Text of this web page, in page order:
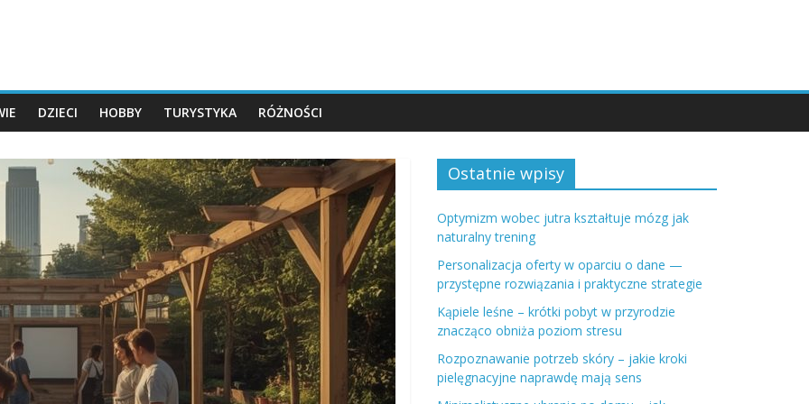
DZIECI HOBBY TURYSTYKA RÓŻNOŚCI
Ostatnie wpisy
Optymizm wobec jutra kształtuje mózg jak
naturalny trening
Personalizacja oferty w oparciu o dane —
przystępne rozwiązania i praktyczne strategie
Kąpiele leśne – krótki pobyt w przyrodzie
znacząco obniża poziom stresu
Rozpoznawanie potrzeb skóry – jakie kroki
pielęgnacyjne naprawdę mają sens